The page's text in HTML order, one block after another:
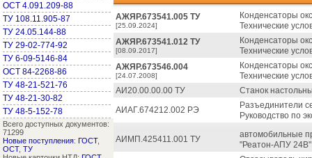
ОСТ 4.091.209-88
ТУ 108.11.905-87
ТУ 24.05.144-88
ТУ 29-02-774-92
ТУ 6-09-5146-84
ОСТ 84-2268-86
ТУ 48-21-521-76
ТУ 48-21-30-82
ТУ 48-5-152-78
Всего доступных документов:
71299
Новые поступления: ГОСТ,
ОСТ, ТУ
АЖЯР.673541.005 ТУ
[25.09.2024]
Конденсаторы
Технические
АЖЯР.673541.012 ТУ
[08.09.2017]
Конденсаторы
Технические
АЖЯР.673546.004
[24.07.2008]
Конденсаторы
Технические
АИ20.00.00.00 ТУ
Станок
АИАГ.674212.002 РЭ
Разъединители
Руководство по
АИМП.425411.001 ТУ
автомобильные
"Реатон-АПУ